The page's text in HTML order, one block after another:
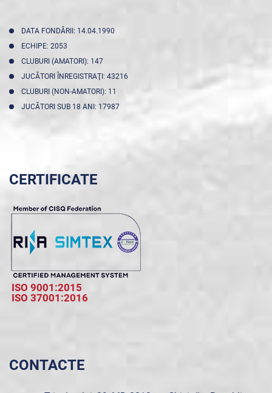
DATA FONDĂRII: 14.04.1990
ECHIPE: 2053
CLUBURI (AMATORI): 147
JUCĂTORI ÎNREGISTRAŢI: 43216
CLUBURI (NON-AMATORI): 11
JUCĂTORI SUB 18 ANI: 17987
CERTIFICATE
ISO 9001:2015
ISO 37001:2016
CONTACTE